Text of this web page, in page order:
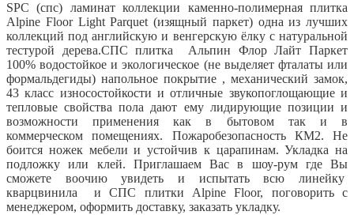
SPC (спс) ламинат коллекции каменно-полимерная плитка
Alpine Floor Light Parquet (изящный паркет) одна из лучших
коллекций под английскую и венгерскую ёлку с натуральной
тестурой дерева.СПС плитка Альпин Флор Лайт Паркет
100% водостойкое и экологическое (не выделяет фталаты или
формальдегиды) напольное покрытие , механический замок,
43 класс износостойкости и отличные звукопоглощающие и
тепловые свойства пола дают ему лидирующие позиции и
возможности применения как в бытовом так и в
коммерческом помещениях. Пожаробезопасность КМ2. Не
боится ножек мебели и устойчив к царапинам. Укладка на
подложку или клей. Приглашаем Вас в шоу-рум где Вы
сможете воочию увидеть и испытать всю линейку
кварцвинила и СПС плитки Alpine Floor, поговорить с
менеджером, оформить доставку, заказать укладку.